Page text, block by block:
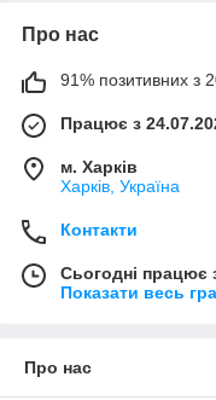
Про нас
91% позитивних з
Працює з
м. Харків
Харків, Україна
Контакти
Сьогодні працює
Показати весь
Про нас